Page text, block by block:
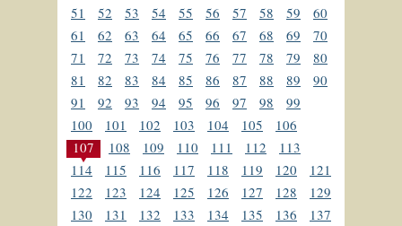
51
52 53 54 55 56 57 58 59
60
61
62 63 64 65 66 67 68 69
70
71
72 73 74 75 76 77 78 79
80
81
82 83 84 85 86 87 88 89
90
91
92 93 94 95 96 97 98
99
100
101 102 103 104 105
106
107
108 109 110 111 112
113
114
115 116 117 118 119 120
121
122
123 124 125 126 127 128
129
130
131 132 133 134 135 136
137